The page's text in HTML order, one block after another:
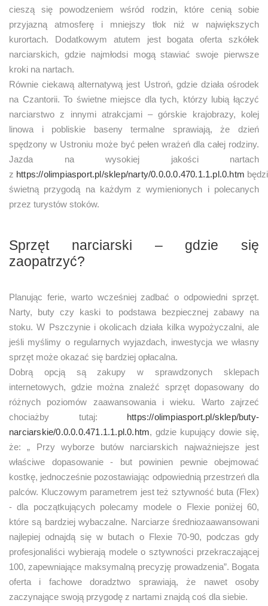
cieszą się powodzeniem wśród rodzin, które cenią sobie
przyjazną atmosferę i mniejszy tłok niż w największych
kurortach. Dodatkowym atutem jest bogata oferta szkółek
narciarskich, gdzie najmłodsi mogą stawiać swoje pierwsze
kroki na nartach.
Równie ciekawą alternatywą jest Ustroń, gdzie działa ośrodek
na Czantorii. To świetne miejsce dla tych, którzy lubią łączyć
narciarstwo z innymi atrakcjami – górskie krajobrazy, kolej
linowa i pobliskie baseny termalne sprawiają, że dzień
spędzony w Ustroniu może być pełen wrażeń dla całej rodziny.
Jazda na wysokiej jakości nartach
z https://olimpiasport.pl/sklep/narty/0.0.0.0.470.1.1.pl.0.htm
świetną przygodą na każdym z wymienionych i polecanych
przez turystów stoków.
Sprzęt narciarski – gdzie się
zaopatrzyć?
Planując ferie, warto wcześniej zadbać o odpowiedni sprzęt.
Narty, buty czy kaski to podstawa bezpiecznej zabawy na
stoku. W Pszczynie i okolicach działa kilka wypożyczalni, ale
jeśli myślimy o regularnych wyjazdach, inwestycja we własny
sprzęt może okazać się bardziej opłacalna.
Dobrą opcją są zakupy w sprawdzonych sklepach
internetowych, gdzie można znaleźć sprzęt dopasowany do
różnych poziomów zaawansowania i wieku. Warto zajrzeć
chociażby tutaj: https://olimpiasport.pl/sklep/buty-
narciarskie/0.0.0.0.471.1.1.pl.0.htm, gdzie kupujący dowie się,
że: „ Przy wyborze butów narciarskich najważniejsze jest
właściwe dopasowanie - but powinien pewnie obejmować
kostkę, jednocześnie pozostawiając odpowiednią przestrzeń dla
palców. Kluczowym parametrem jest też sztywność buta (Flex)
- dla początkujących polecamy modele o Flexie poniżej 60,
które są bardziej wybaczalne. Narciarze średniozaawansowani
najlepiej odnajdą się w butach o Flexie 70-90, podczas gdy
profesjonaliści wybierają modele o sztywności przekraczającej
100, zapewniające maksymalną precyzję prowadzenia”. Bogata
oferta i fachowe doradztwo sprawiają, że nawet osoby
zaczynające swoją przygodę z nartami znajdą coś dla siebie.